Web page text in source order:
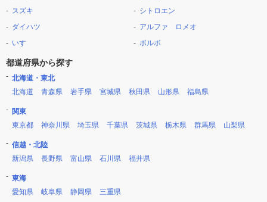
スズキ
ダイハツ
いすゞ
シトロエン
アルファ ロメオ
ボルボ
都道府県から探す
北海道・東北
北海道
青森県 岩手県 宮城県 秋田県 山形県 福島県
関東
東京都
神奈川県 埼玉県 千葉県 茨城県 栃木県 群馬県 山梨県
信越・北陸
新潟県
長野県 富山県 石川県 福井県
東海
愛知県
岐阜県 静岡県 三重県